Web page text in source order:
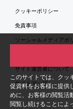
このサイトでは、クッ
促資料をお客様に提供
めに、お客様の閲覧活
閲覧し続けることによ
クッキーポリシー
免責事項
ソーシャルメディアポ
サイト運営者について
サイトマップ